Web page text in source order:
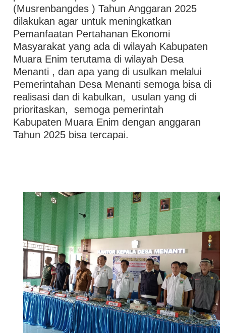
(Musrenbangdes ) Tahun Anggaran 2025
dilakukan agar untuk meningkatkan
Pemanfaatan Pertahanan Ekonomi
Masyarakat yang ada di wilayah Kabupaten
Muara Enim terutama di wilayah Desa
Menanti , dan apa yang di usulkan melalui
Pemerintahan Desa Menanti semoga bisa di
realisasi dan di kabulkan, usulan yang di
prioritaskan, semoga pemerintah
Kabupaten Muara Enim dengan anggaran
Tahun 2025 bisa tercapai.